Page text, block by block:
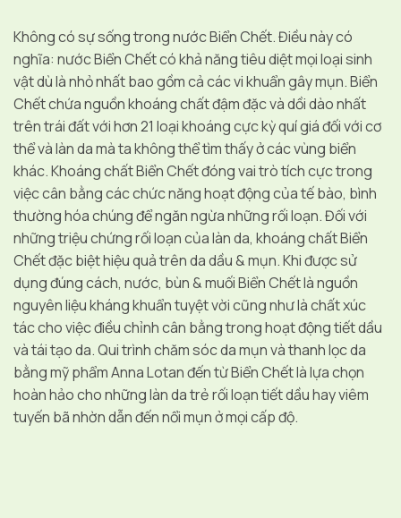
Không có sự sống trong nước Biển Chết. Điều này có
nghĩa: nước Biển Chết có khả năng tiêu diệt mọi loại sinh
vật dù là nhỏ nhất bao gồm cả các vi khuẩn gây mụn. Biển
Chết chứa nguồn khoáng chất đậm đặc và dồi dào nhất
trên trái đất với hơn 21 loại khoáng cực kỳ quí giá đối với cơ
thể và làn da mà ta không thể tìm thấy ở các vùng biển
khác. Khoáng chất Biển Chết đóng vai trò tích cực trong
việc cân bằng các chức năng hoạt động của tế bào, bình
thường hóa chúng để ngăn ngừa những rối loạn. Đối với
những triệu chứng rối loạn của làn da, khoáng chất Biển
Chết đặc biệt hiệu quả trên da dầu & mụn. Khi được sử
dụng đúng cách, nước, bùn & muối Biển Chết là nguồn
nguyên liệu kháng khuẩn tuyệt vời cũng như là chất xúc
tác cho việc điều chỉnh cân bằng trong hoạt động tiết dầu
và tái tạo da. Qui trình chăm sóc da mụn và thanh lọc da
bằng mỹ phẩm Anna Lotan đến từ Biển Chết là lựa chọn
hoàn hảo cho những làn da trẻ rối loạn tiết dầu hay viêm
tuyến bã nhờn dẫn đến nổi mụn ở mọi cấp độ.